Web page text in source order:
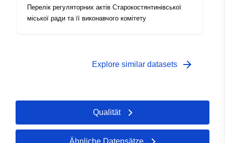
Перелік регуляторних актів Старокостянтинівської
міської ради та її виконавчого комітету
Explore similar datasets arrow_forward
Qualität